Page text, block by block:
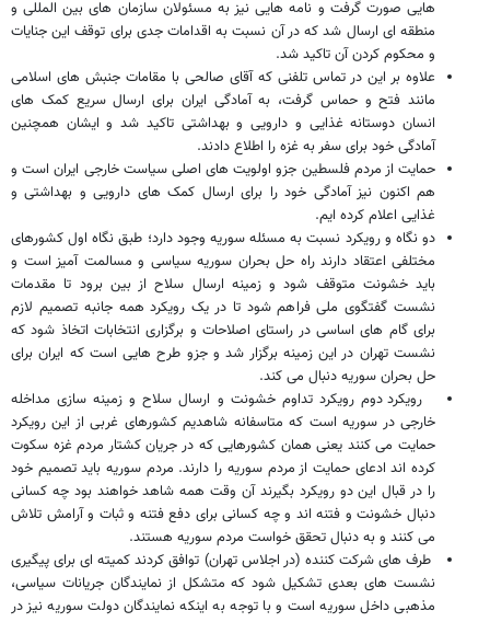
هایی صورت گرفت و نامه هایی نیز به مسئولان سازمان های بین المللی و
منطقه ای ارسال شد که در آن نسبت به اقدامات جدی برای توقف این جنایات
و محکوم کردن آن تاکید شد.
علاوه بر این در تماس تلفنی که آقای صالحی با مقامات جنبش های اسلامی
مانند فتح و حماس گرفت، به آمادگی ایران برای ارسال سریع کمک های
انسان دوستانه غذایی و دارویی و بهداشتی تاکید شد و ایشان همچنین
آمادگی خود برای سفر به غزه را اطلاع دادند.
حمایت از مردم فلسطین جزو اولویت های اصلی سیاست خارجی ایران است و
هم اکنون نیز آمادگی خود را برای ارسال کمک های دارویی و بهداشتی و
غذایی اعلام کرده ایم.
دو نگاه و رویکرد نسبت به مسئله سوریه وجود دارد؛ طبق نگاه اول کشورهای
مختلفی اعتقاد دارند راه حل بحران سوریه سیاسی و مسالمت آمیز است و
باید خشونت متوقف شود و زمینه ارسال سلاح از بین برود تا مقدمات
نشست گفتگوی ملی فراهم شود تا در یک رویکرد همه جانبه تصمیم لازم
برای گام های اساسی در راستای اصلاحات و برگزاری انتخابات اتخاذ شود که
نشست تهران در این زمینه برگزار شد و جزو طرح هایی است که ایران برای
حل بحران سوریه دنبال می کند.
رویکرد دوم رویکرد تداوم خشونت و ارسال سلاح و زمینه سازی مداخله
خارجی در سوریه است که متاسفانه شاهدیم کشورهای غربی از این رویکرد
حمایت می کنند یعنی همان کشورهایی که در جریان کشتار مردم غزه سکوت
کرده اند ادعای حمایت از مردم سوریه را دارند. مردم سوریه باید تصمیم خود
را در قبال این دو رویکرد بگیرند آن وقت همه شاهد خواهند بود چه کسانی
دنبال خشونت و فتنه اند و چه کسانی برای دفع فتنه و ثبات و آرامش تلاش
می کنند و به دنبال تحقق خواست مردم سوریه هستند.
طرف های شرکت کننده (در اجلاس تهران) توافق کردند کمیته ای برای پیگیری
نشست های بعدی تشکیل شود که متشکل از نمایندگان جریانات سیاسی،
مذهبی داخل سوریه است و با توجه به اینکه نمایندگان دولت سوریه نیز در